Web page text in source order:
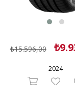
₺15.596,00
2024